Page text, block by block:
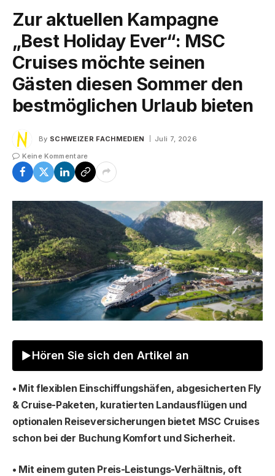
Zur aktuellen Kampagne
„Best Holiday Ever“: MSC
Cruises möchte seinen
Gästen diesen Sommer den
bestmöglichen Urlaub bieten
By SCHWEIZER FACHMEDIEN
Juli 7, 2026
Keine Kommentare
Hören Sie sich den Artikel an
• Mit flexiblen Einschiffungshäfen, abgesicherten Fly
& Cruise-Paketen, kuratierten Landausflügen und
optionalen Reiseversicherungen bietet MSC Cruises
schon bei der Buchung Komfort und Sicherheit.
• Mit einem guten Preis-Leistungs-Verhältnis, oft